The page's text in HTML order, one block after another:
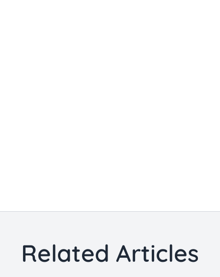
Related Articles